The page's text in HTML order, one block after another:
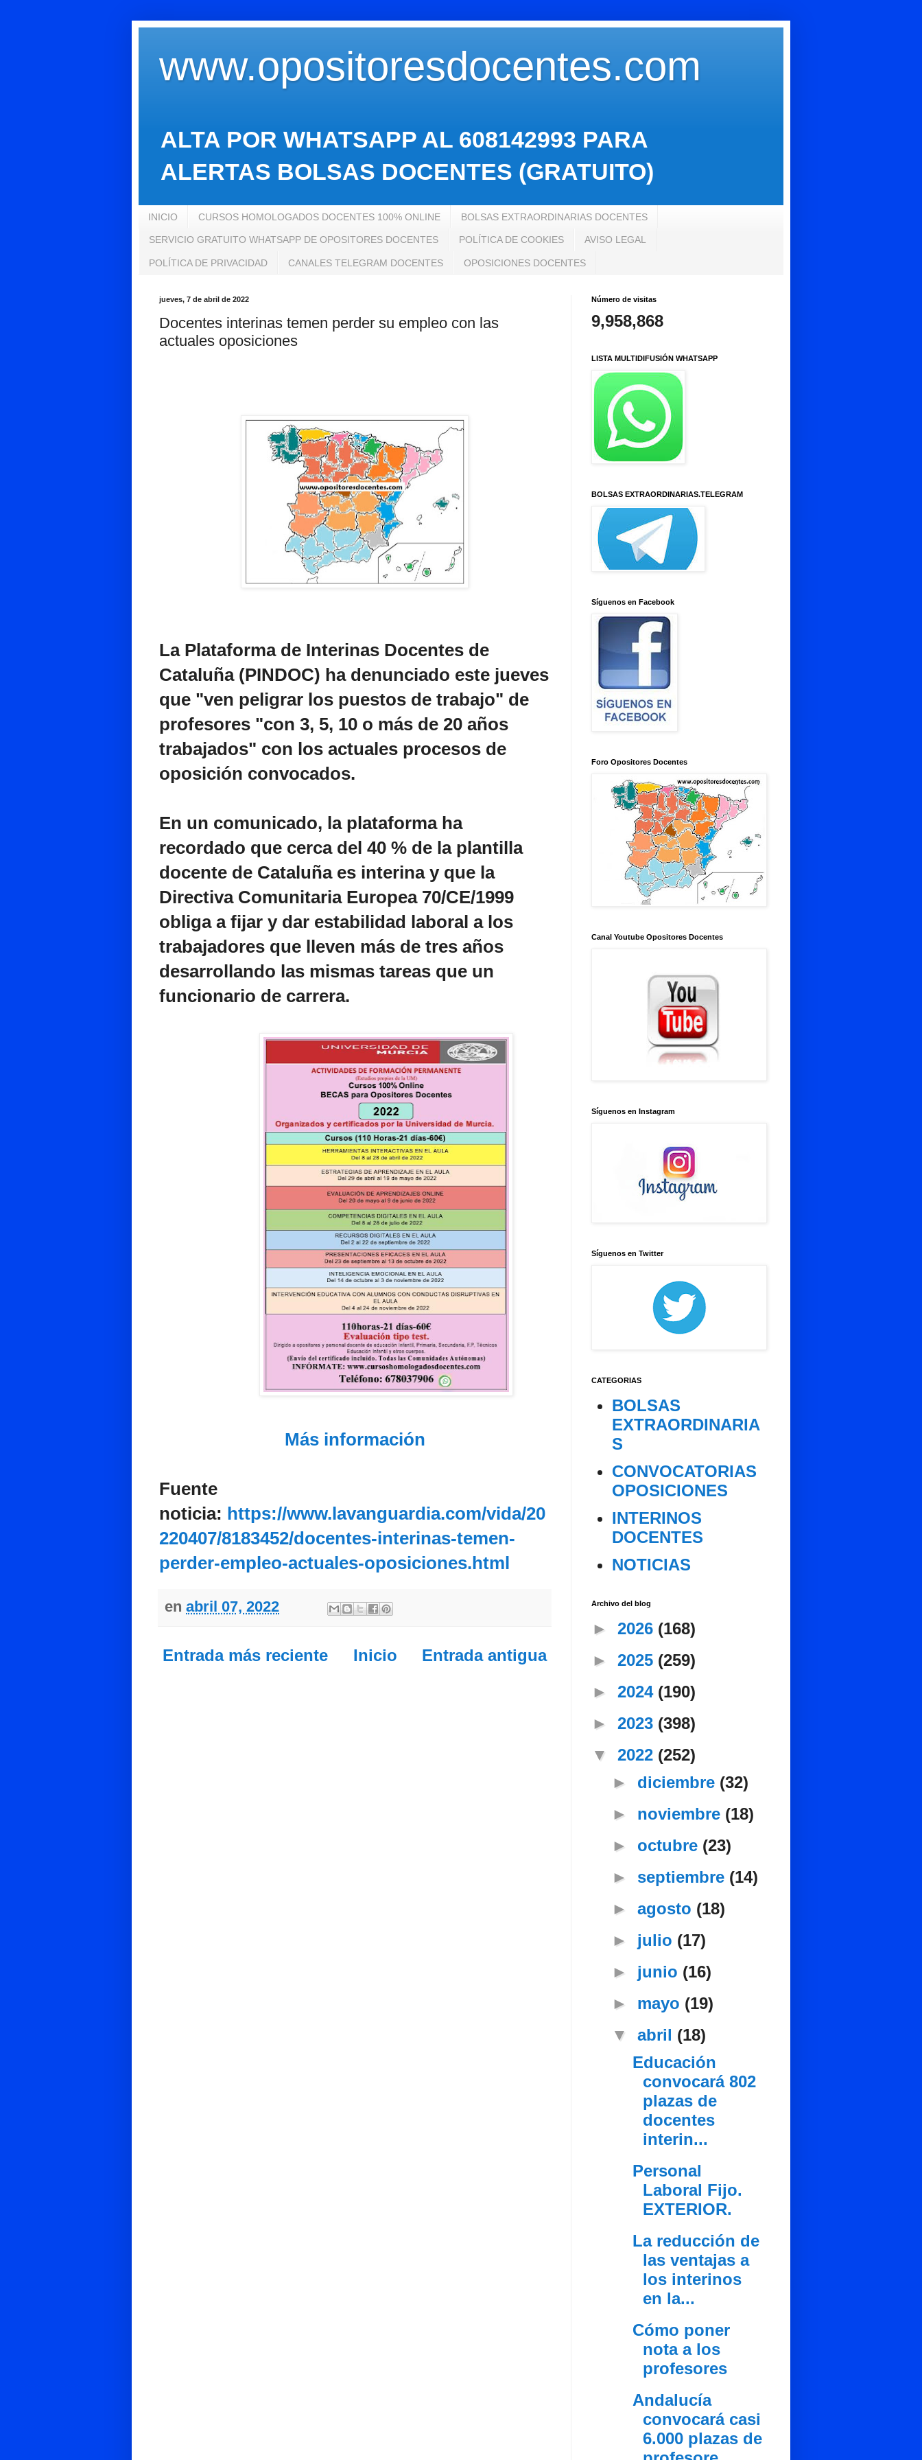
www.opositoresdocentes.com
ALTA POR WHATSAPP AL 608142993 PARA
ALERTAS BOLSAS DOCENTES (GRATUITO)
INICIO CURSOS HOMOLOGADOS DOCENTES 100% ONLINE BOLSAS EXTRAORDINARIAS DOCENTES
SERVICIO GRATUITO WHATSAPP DE OPOSITORES DOCENTES POLÍTICA DE COOKIES AVISO LEGAL
POLÍTICA DE PRIVACIDAD CANALES TELEGRAM DOCENTES OPOSICIONES DOCENTES
jueves, 7 de abril de 2022
Docentes interinas temen perder su empleo con las
actuales oposiciones
La Plataforma de Interinas Docentes de
Cataluña (PINDOC) ha denunciado este jueves
que "ven peligrar los puestos de trabajo" de
profesores "con 3, 5, 10 o más de 20 años
trabajados" con los actuales procesos de
oposición convocados.
En un comunicado, la plataforma ha
recordado que cerca del 40 % de la plantilla
docente de Cataluña es interina y que la
Directiva Comunitaria Europea 70/CE/1999
obliga a fijar y dar estabilidad laboral a los
trabajadores que lleven más de tres años
desarrollando las mismas tareas que un
funcionario de carrera.
Más información
Fuente
noticia: https://www.lavanguardia.com/vida/20
220407/8183452/docentes-interinas-temen-
perder-empleo-actuales-oposiciones.html
en abril 07, 2022
Entrada más reciente Entrada antigua
Inicio
Número de visitas
9,958,868
LISTA MULTIDIFUSIÓN WHATSAPP
BOLSAS EXTRAORDINARIAS.TELEGRAM
Síguenos en Facebook
Foro Opositores Docentes
Canal Youtube Opositores Docentes
Síguenos en Instagram
Síguenos en Twitter
CATEGORIAS
BOLSAS
EXTRAORDINARIA
S
CONVOCATORIAS
OPOSICIONES
INTERINOS
DOCENTES
NOTICIAS
Archivo del blog
► 2026 (168)
► 2025 (259)
► 2024 (190)
► 2023 (398)
▼ 2022 (252)
► diciembre (32)
► noviembre (18)
► octubre (23)
► septiembre (14)
► agosto (18)
► julio (17)
► junio (16)
► mayo (19)
▼ abril (18)
Educación
convocará 802
plazas de
docentes
interin...
Personal
Laboral Fijo.
EXTERIOR.
La reducción de
las ventajas a
los interinos
en la...
Cómo poner
nota a los
profesores
Andalucía
convocará casi
6.000 plazas de